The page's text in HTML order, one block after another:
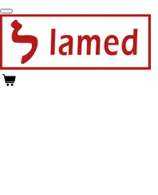
Vai
al
contenuto
principale